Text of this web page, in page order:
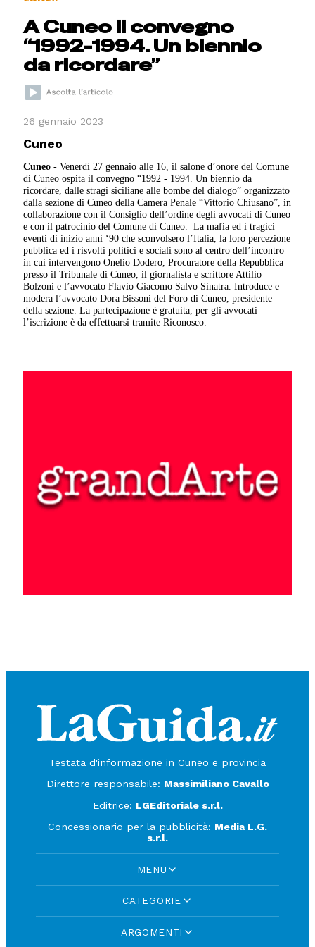
A Cuneo il convegno
“1992-1994. Un biennio
da ricordare”
26 gennaio 2023
Cuneo
Cuneo - Venerdì 27 gennaio alle 16, il salone d’onore del Comune
di Cuneo ospita il convegno “1992 - 1994. Un biennio da
ricordare, dalle stragi siciliane alle bombe del dialogo” organizzato
dalla sezione di Cuneo della Camera Penale “Vittorio Chiusano”, in
collaborazione con il Consiglio dell’ordine degli avvocati di Cuneo
e con il patrocinio del Comune di Cuneo.
La mafia ed i tragici
eventi di inizio anni ‘90 che sconvolsero l’Italia, la loro percezione
pubblica ed i risvolti politici e sociali sono al centro dell’incontro
in cui intervengono Onelio Dodero, Procuratore della Repubblica
presso il Tribunale di Cuneo, il giornalista e scrittore Attilio
Bolzoni e l’avvocato Flavio Giacomo Salvo Sinatra. Introduce e
modera l’avvocato Dora Bissoni del Foro di Cuneo, presidente
della sezione. La partecipazione è gratuita, per gli avvocati
l’iscrizione è da effettuarsi tramite Riconosco.
Testata d'informazione in Cuneo e provincia
Direttore responsabile: Massimiliano Cavallo
Editrice: LGEditoriale s.r.l.
Concessionario per la pubblicità: Media L.G.
s.r.l.
MENU
CATEGORIE
ARGOMENTI